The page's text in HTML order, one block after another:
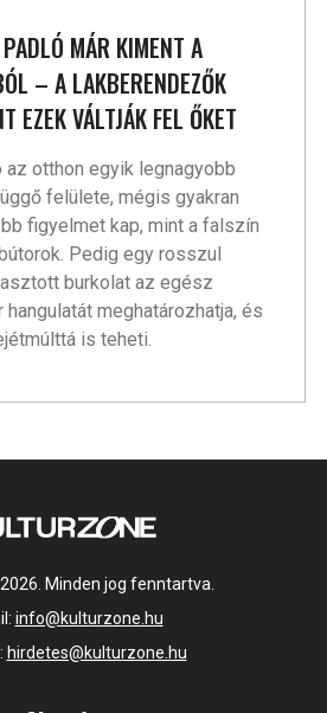
MÁR KIMENT A
– A LAKBERENDEZŐK
EZEK VÁLTJÁK FEL ŐKET
az otthon egyik legnagyobb
felülete, mégis gyakran
figyelmet kap, mint a falszín
Pedig egy rosszul
burkolat az egész
hangulatát meghatározhatja, és
is teheti.
Minden jog fenntartva.
info@kulturzone.hu
hirdetes@kulturzone.hu